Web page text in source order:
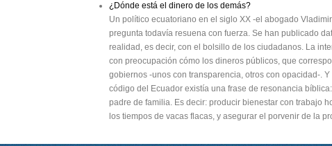
¿Dónde está el dinero de los demás?
Un político ecuatoriano en el siglo XX -el abogado
pregunta todavía resuena con fuerza. Se han publicado
realidad, es decir, con el bolsillo de los ciudadanos. La
con preocupación cómo los dineros públicos, que
gobiernos -unos con transparencia, otros con opacidad-.
código del Ecuador existía una frase de resonancia
padre de familia. Es decir: producir bienestar con trabajo
los tiempos de vacas flacas, y asegurar el porvenir de la